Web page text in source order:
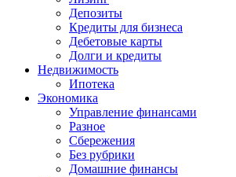
Депозиты
Кредиты для бизнеса
Дебетовые карты
Долги и кредиты
Недвижимость
Ипотека
Экономика
Управление финансами
Разное
Сбережения
Без рубрики
Домашние финансы